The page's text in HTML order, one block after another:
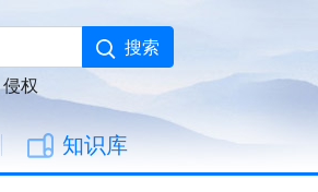
搜索
侵权
知识库